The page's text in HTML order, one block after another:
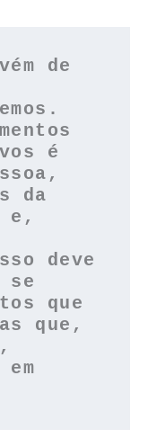
de
é
da
e,
deve
que
que,